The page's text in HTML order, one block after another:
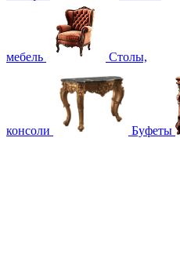
мебель Столы,
консоли Буфеты